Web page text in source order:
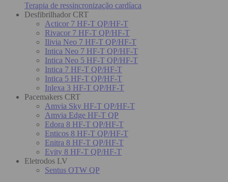
Terapia de ressincronização cardíaca
Desfibrilhador CRT
Acticor 7 HF-T QP/HF-T
Rivacor 7 HF-T QP/HF-T
Ilivia Neo 7 HF-T QP/HF-T
Intica Neo 7 HF-T QP/HF-T
Intica Neo 5 HF-T QP/HF-T
Intica 7 HF-T QP/HF-T
Intica 5 HF-T QP/HF-T
Inlexa 3 HF-T QP/HF-T
Pacemakers CRT
Amvia Sky HF-T QP/HF-T
Amvia Edge HF-T QP
Edora 8 HF-T QP/HF-T
Enticos 8 HF-T QP/HF-T
Enitra 8 HF-T QP/HF-T
Evity 8 HF-T QP/HF-T
Eletrodos LV
Sentus OTW QP